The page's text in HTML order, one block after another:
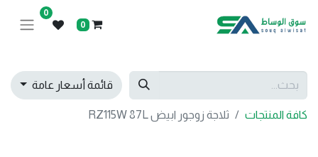
0
0
قائمة أسعار عامة
كافة المنتجات ثلاجة زوجور ابيض RZ115W 87L